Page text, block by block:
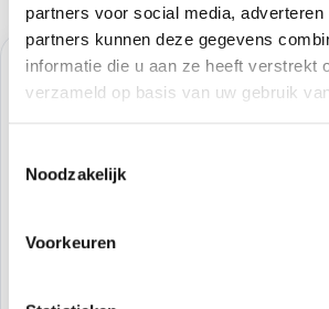
partners voor social media,
partners kunnen deze gegevens
informatie die u aan ze heeft verstrekt
verzameld op basis van uw gebruik
Noodzakelijk
Voorkeuren
Normale prijs:
€ 24,79
Producthoeveelheid:
Productnummer:
Voorraad: >100